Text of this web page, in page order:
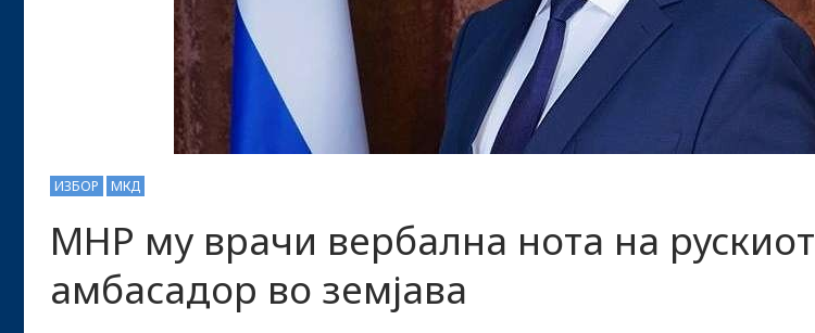
ИЗБОР МКД
МНР му врачи вербална нота на рускиот
амбасадор во земјава